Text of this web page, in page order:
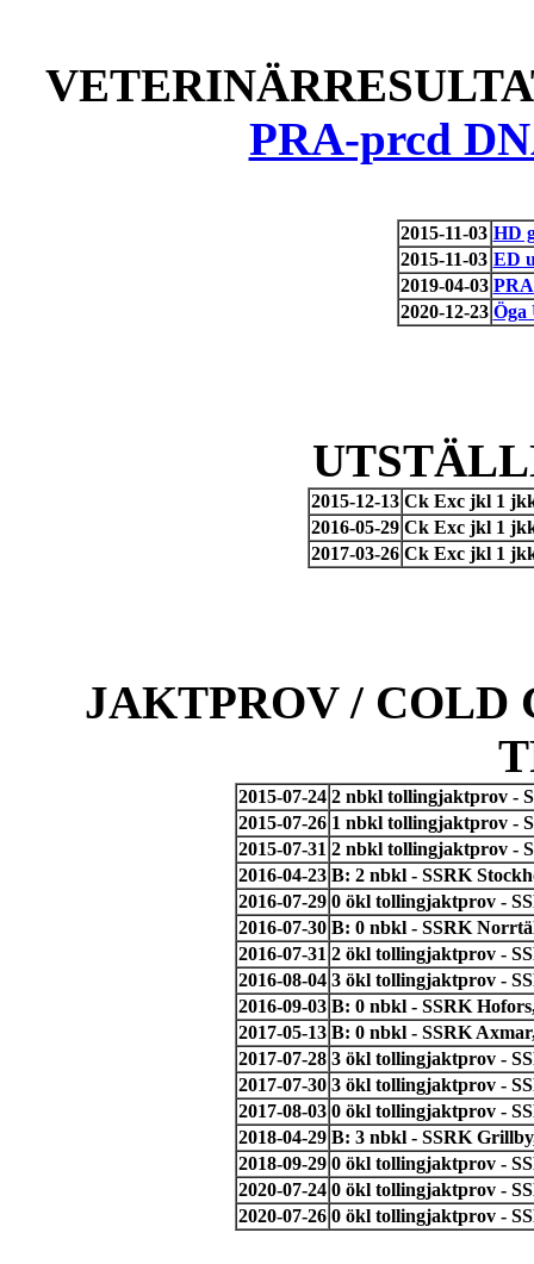
PRA-prcd
2015-11-03 HD
2015-11-03 ED
2019-04-03
2020-12-23 Öga
2015-12-13 Ck Exc jkl 1
2016-05-29 Ck Exc jkl 1
2017-03-26 Ck Exc jkl 1
JAKTPROV / COLD
2015-07-24 2 nbkl tollingjaktprov -
2015-07-26 1 nbkl tollingjaktprov -
2015-07-31 2 nbkl tollingjaktprov -
2016-04-23 B: 2 nbkl - SSRK
2016-07-29 0 ökl tollingjaktprov -
2016-07-30 B: 0 nbkl - SSRK
2016-07-31 2 ökl tollingjaktprov -
2016-08-04 3 ökl tollingjaktprov -
2016-09-03 B: 0 nbkl - SSRK
2017-05-13 B: 0 nbkl - SSRK
2017-07-28 3 ökl tollingjaktprov -
2017-07-30 3 ökl tollingjaktprov -
2017-08-03 0 ökl tollingjaktprov -
2018-04-29 B: 3 nbkl - SSRK
2018-09-29 0 ökl tollingjaktprov -
2020-07-24 0 ökl tollingjaktprov -
2020-07-26 0 ökl tollingjaktprov -